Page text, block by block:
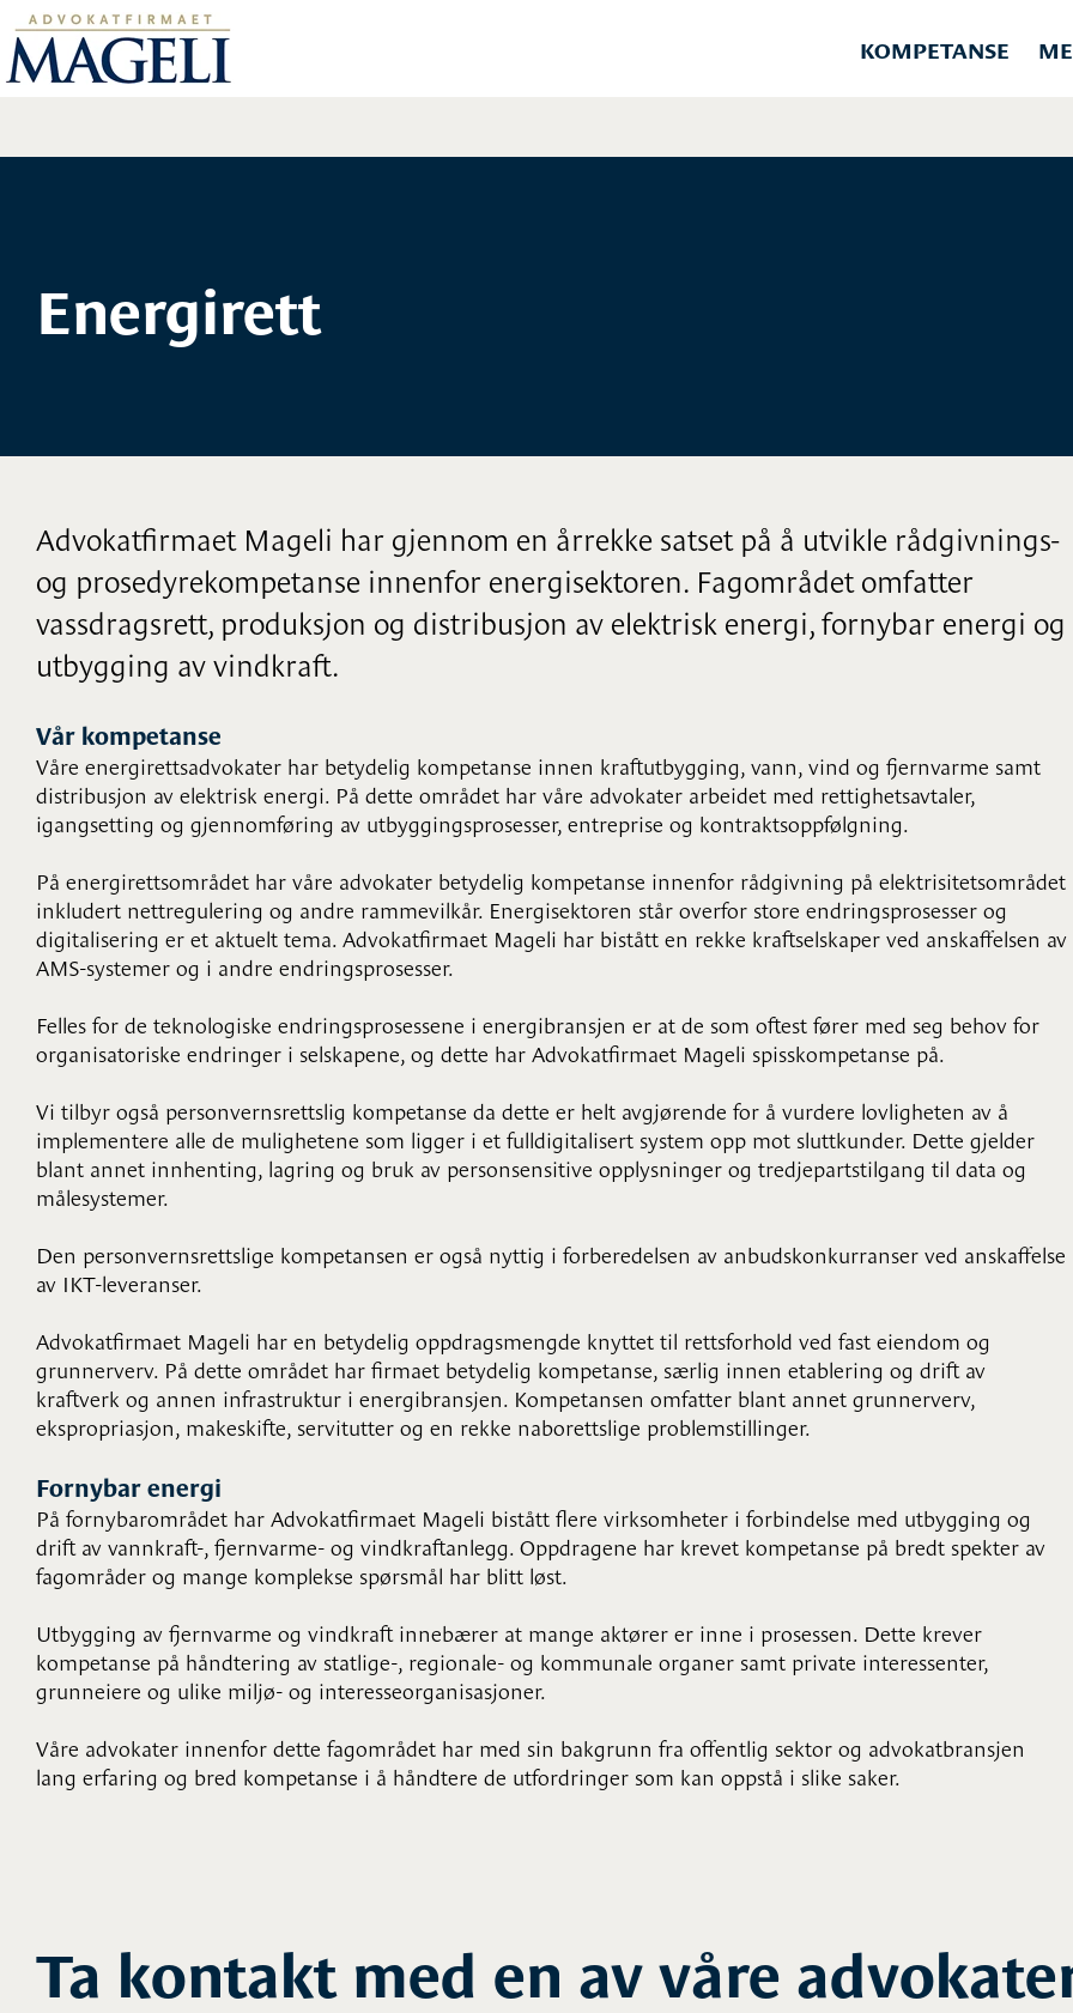
KOMPETANSE
Energirett
Advokatfirmaet Mageli har gjennom en årrekke satset på å utvikle rådgivnings-
og prosedyrekompetanse innenfor energisektoren. Fagområdet omfatter
vassdragsrett, produksjon og distribusjon av elektrisk energi, fornybar energi og
utbygging av vindkraft.
Vår kompetanse
Våre energirettsadvokater har betydelig kompetanse innen kraftutbygging, vann, vind og fjernvarme samt
distribusjon av elektrisk energi. På dette området har våre advokater arbeidet med rettighetsavtaler,
igangsetting og gjennomføring av utbyggingsprosesser, entreprise og kontraktsoppfølgning.
På energirettsområdet har våre advokater betydelig kompetanse innenfor rådgivning på elektrisitetsområdet
inkludert nettregulering og andre rammevilkår. Energisektoren står overfor store endringsprosesser og
digitalisering er et aktuelt tema. Advokatfirmaet Mageli har bistått en rekke kraftselskaper ved anskaffelsen av
AMS-systemer og i andre endringsprosesser.
Felles for de teknologiske endringsprosessene i energibransjen er at de som oftest fører med seg behov for
organisatoriske endringer i selskapene, og dette har Advokatfirmaet Mageli spisskompetanse på.
Vi tilbyr også personvernsrettslig kompetanse da dette er helt avgjørende for å vurdere lovligheten av å
implementere alle de mulighetene som ligger i et fulldigitalisert system opp mot sluttkunder. Dette gjelder
blant annet innhenting, lagring og bruk av personsensitive opplysninger og tredjepartstilgang til data og
målesystemer.
Den personvernsrettslige kompetansen er også nyttig i forberedelsen av anbudskonkurranser ved anskaffelse
av IKT-leveranser.
Advokatfirmaet Mageli har en betydelig oppdragsmengde knyttet til rettsforhold ved fast eiendom og
grunnerverv. På dette området har firmaet betydelig kompetanse, særlig innen etablering og drift av
kraftverk og annen infrastruktur i energibransjen. Kompetansen omfatter blant annet grunnerverv,
ekspropriasjon, makeskifte, servitutter og en rekke naborettslige problemstillinger.
Fornybar energi
På fornybarområdet har Advokatfirmaet Mageli bistått flere virksomheter i forbindelse med utbygging og
drift av vannkraft-, fjernvarme- og vindkraftanlegg. Oppdragene har krevet kompetanse på bredt spekter av
fagområder og mange komplekse spørsmål har blitt løst.
Utbygging av fjernvarme og vindkraft innebærer at mange aktører er inne i prosessen. Dette krever
kompetanse på håndtering av statlige-, regionale- og kommunale organer samt private interessenter,
grunneiere og ulike miljø- og interesseorganisasjoner.
Våre advokater innenfor dette fagområdet har med sin bakgrunn fra offentlig sektor og advokatbransjen
lang erfaring og bred kompetanse i å håndtere de utfordringer som kan oppstå i slike saker.
Ta kontakt med en av våre